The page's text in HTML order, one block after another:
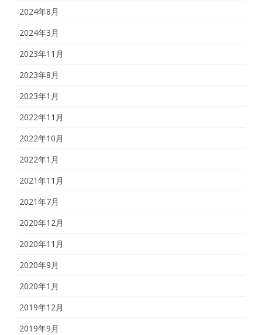
2024年8月
2024年3月
2023年11月
2023年8月
2023年1月
2022年11月
2022年10月
2022年1月
2021年11月
2021年7月
2020年12月
2020年11月
2020年9月
2020年1月
2019年12月
2019年9月